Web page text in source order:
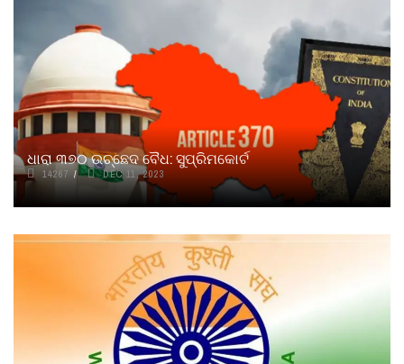
ଧାରା ୩୭୦ ଉଚ୍ଛେଦ ବୈଧ: ସୁପ୍ରିମକୋର୍ଟ
14267 DEC 11, 2023